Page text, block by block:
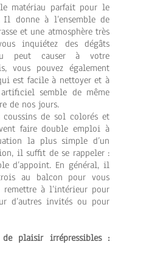
matériau parfait pour le
donne à l’ensemble de
et une atmosphère très
inquiétez des dégâts
peut causer à votre
vous pouvez également
est facile à nettoyer et à
semble de même
de nos jours.
coussins de sol colorés et
faire double emploi à
la plus simple d’un
il suffit de se rappeler :
d’appoint. En général, il
au balcon pour vous
à l’intérieur pour
d’autres invités ou pour
de plaisir irrépressibles :